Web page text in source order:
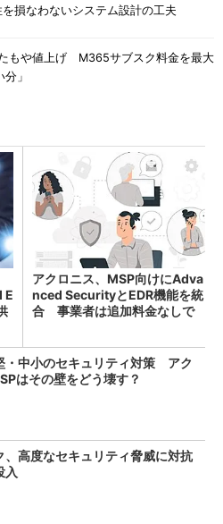
損なわないシステム設計の工夫
もや値上げ M365サブスク料金を最大
」
E
アクロニス、MSP向けにAdva
nced SecurityとEDR機能を統
合 事業者は追加料金なしで
・中小のセキュリティ対策 アク
はその壁をどう壊す？
、高度なセキュリティ脅威に対抗
入